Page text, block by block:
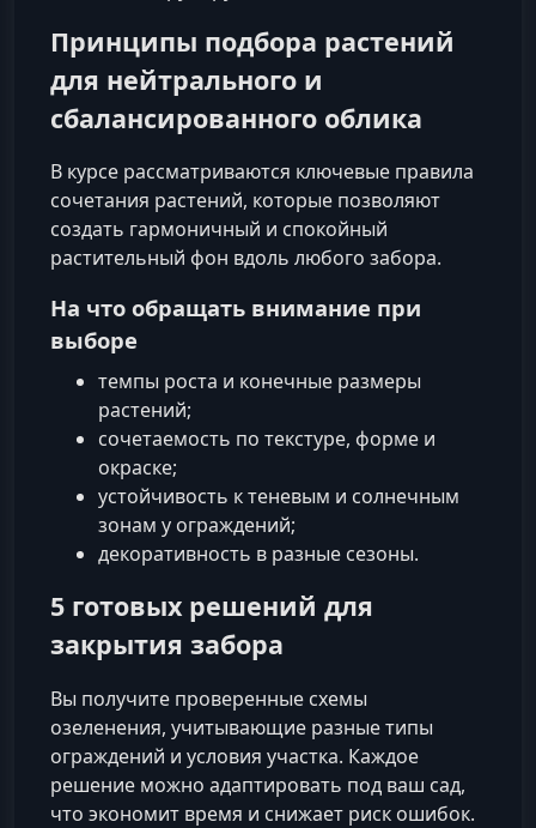
Принципы подбора растений
для нейтрального и
сбалансированного облика
В курсе рассматриваются ключевые правила
сочетания растений, которые позволяют
создать гармоничный и спокойный
растительный фон вдоль любого забора.
На что обращать внимание при
выборе
темпы роста и конечные размеры
растений;
сочетаемость по текстуре, форме и
окраске;
устойчивость к теневым и солнечным
зонам у ограждений;
декоративность в разные сезоны.
5 готовых решений для
закрытия забора
Вы получите проверенные схемы
озеленения, учитывающие разные типы
ограждений и условия участка. Каждое
решение можно адаптировать под ваш сад,
что экономит время и снижает риск ошибок.